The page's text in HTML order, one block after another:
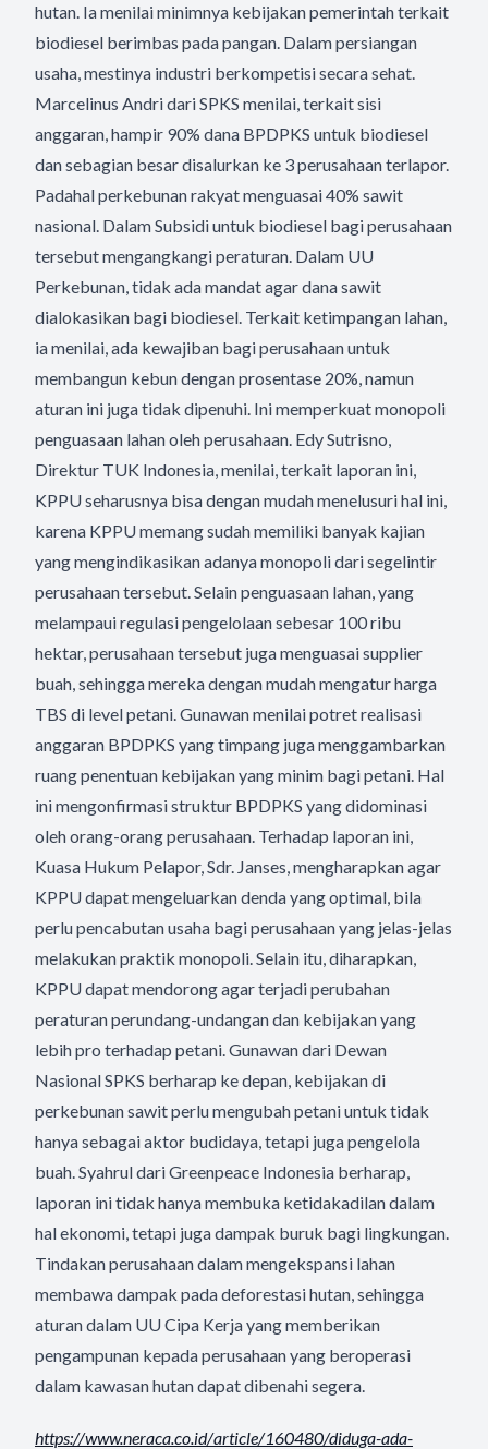
hutan. Ia menilai minimnya kebijakan pemerintah terkait
biodiesel berimbas pada pangan. Dalam persiangan
usaha, mestinya industri berkompetisi secara sehat.
Marcelinus Andri dari SPKS menilai, terkait sisi
anggaran, hampir 90% dana BPDPKS untuk biodiesel
dan sebagian besar disalurkan ke 3 perusahaan terlapor.
Padahal perkebunan rakyat menguasai 40% sawit
nasional. Dalam Subsidi untuk biodiesel bagi perusahaan
tersebut mengangkangi peraturan. Dalam UU
Perkebunan, tidak ada mandat agar dana sawit
dialokasikan bagi biodiesel. Terkait ketimpangan lahan,
ia menilai, ada kewajiban bagi perusahaan untuk
membangun kebun dengan prosentase 20%, namun
aturan ini juga tidak dipenuhi. Ini memperkuat monopoli
penguasaan lahan oleh perusahaan. Edy Sutrisno,
Direktur TUK Indonesia, menilai, terkait laporan ini,
KPPU seharusnya bisa dengan mudah menelusuri hal ini,
karena KPPU memang sudah memiliki banyak kajian
yang mengindikasikan adanya monopoli dari segelintir
perusahaan tersebut. Selain penguasaan lahan, yang
melampaui regulasi pengelolaan sebesar 100 ribu
hektar, perusahaan tersebut juga menguasai supplier
buah, sehingga mereka dengan mudah mengatur harga
TBS di level petani. Gunawan menilai potret realisasi
anggaran BPDPKS yang timpang juga menggambarkan
ruang penentuan kebijakan yang minim bagi petani. Hal
ini mengonfirmasi struktur BPDPKS yang didominasi
oleh orang-orang perusahaan. Terhadap laporan ini,
Kuasa Hukum Pelapor, Sdr. Janses, mengharapkan agar
KPPU dapat mengeluarkan denda yang optimal, bila
perlu pencabutan usaha bagi perusahaan yang jelas-jelas
melakukan praktik monopoli. Selain itu, diharapkan,
KPPU dapat mendorong agar terjadi perubahan
peraturan perundang-undangan dan kebijakan yang
lebih pro terhadap petani. Gunawan dari Dewan
Nasional SPKS berharap ke depan, kebijakan di
perkebunan sawit perlu mengubah petani untuk tidak
hanya sebagai aktor budidaya, tetapi juga pengelola
buah. Syahrul dari Greenpeace Indonesia berharap,
laporan ini tidak hanya membuka ketidakadilan dalam
hal ekonomi, tetapi juga dampak buruk bagi lingkungan.
Tindakan perusahaan dalam mengekspansi lahan
membawa dampak pada deforestasi hutan, sehingga
aturan dalam UU Cipa Kerja yang memberikan
pengampunan kepada perusahaan yang beroperasi
dalam kawasan hutan dapat dibenahi segera.
https://www.neraca.co.id/article/160480/diduga-ada-